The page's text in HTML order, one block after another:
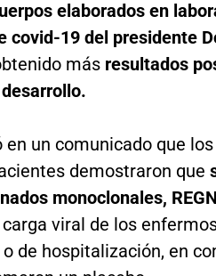
elaborados en
covid-19 del presidente
másresultados
un comunicado que
demostraron que
monoclonales,
viral de los
de hospitalización, en